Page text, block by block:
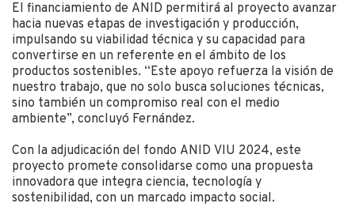
El financiamiento de ANID permitirá al proyecto avanzar
hacia nuevas etapas de investigación y producción,
impulsando su viabilidad técnica y su capacidad para
convertirse en un referente en el ámbito de los
productos sostenibles. “Este apoyo refuerza la visión de
nuestro trabajo, que no solo busca soluciones técnicas,
sino también un compromiso real con el medio
ambiente”, concluyó Fernández.
Con la adjudicación del fondo ANID VIU 2024, este
proyecto promete consolidarse como una propuesta
innovadora que integra ciencia, tecnología y
sostenibilidad, con un marcado impacto social.